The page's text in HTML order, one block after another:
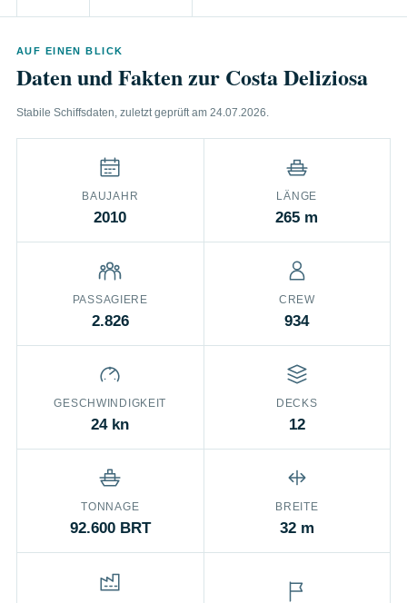
AUF EINEN BLICK
Daten und Fakten zur Costa Deliziosa
Stabile Schiffsdaten, zuletzt geprüft am 24.07.2026.
BAUJAHR
2010
LÄNGE
265 m
PASSAGIERE
2.826
CREW
934
GESCHWINDIGKEIT
24 kn
DECKS
12
TONNAGE
92.600 BRT
BREITE
32 m